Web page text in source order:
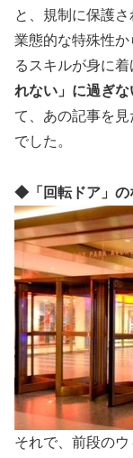
と、規制に保護
業態的な特殊性
るスキルが身に着
れない」に過ぎな
て、あの記事を
でした。
◆「回転ドア」の
それで、前段の